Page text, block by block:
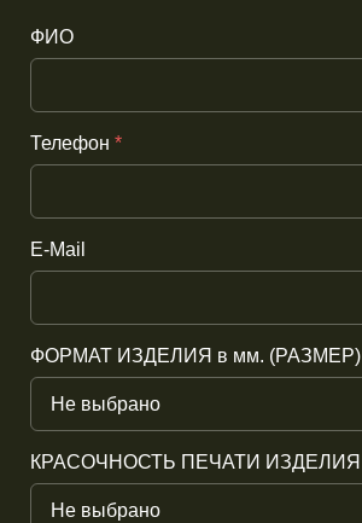
ФИО
Телефон *
E-Mail
ФОРМАТ ИЗДЕЛИЯ в мм. (РАЗМЕР)
Не выбрано
КРАСОЧНОСТЬ ПЕЧАТИ ИЗДЕЛИЯ
Не выбрано